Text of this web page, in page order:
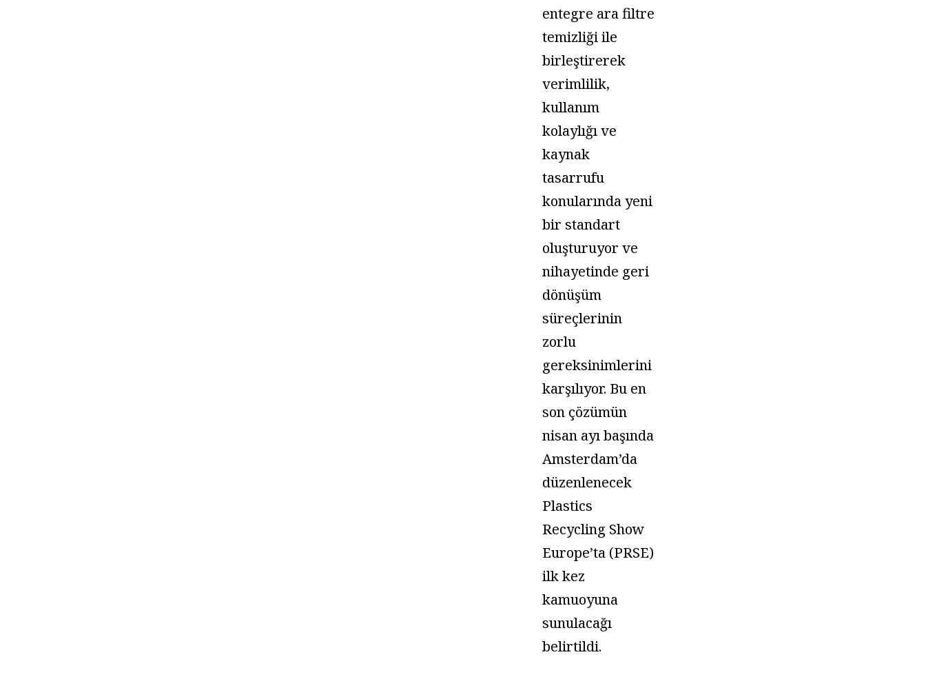
entegre ara filtre
temizliği ile
birleştirerek
verimlilik,
kullanım
kolaylığı ve
kaynak
tasarrufu
konularında yeni
bir standart
oluşturuyor ve
nihayetinde geri
dönüşüm
süreçlerinin
zorlu
gereksinimlerini
karşılıyor. Bu en
son çözümün
nisan ayı başında
Amsterdam’da
düzenlenecek
Plastics
Recycling Show
Europe’ta (PRSE)
ilk kez
kamuoyuna
sunulacağı
belirtildi.